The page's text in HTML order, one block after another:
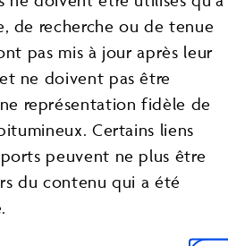
de recherche ou de tenue
pas mis à jour après leur
ne doivent pas être
représentation fidèle de
Certains liens
peuvent ne plus être
du contenu qui a été
Land EPA –